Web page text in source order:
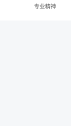
专业精神